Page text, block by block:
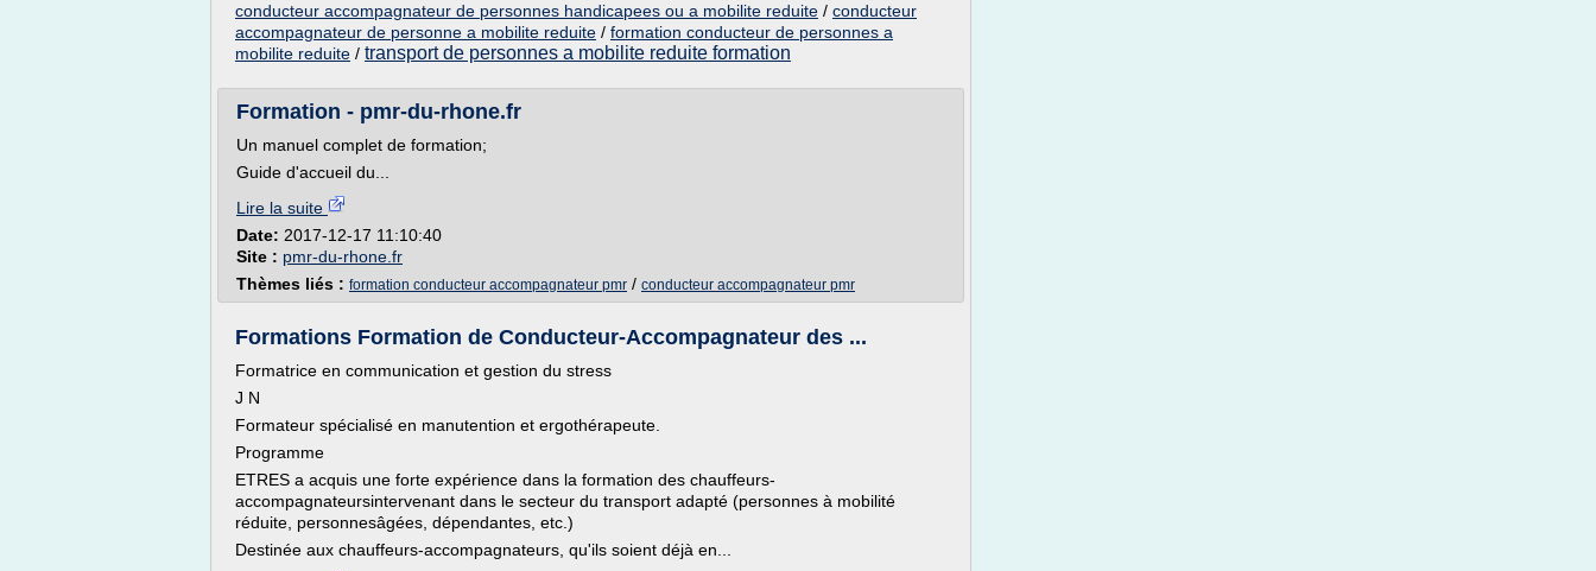
conducteur accompagnateur de personnes handicapees ou a mobilite reduite / conducteur
accompagnateur de personne a mobilite reduite / formation conducteur de personnes a
mobilite reduite / transport de personnes a mobilite reduite formation
Formation - pmr-du-rhone.fr
Un manuel complet de formation;
Guide d'accueil du...
Lire la suite
Date: 2017-12-17 11:10:40
Site : pmr-du-rhone.fr
Thèmes liés : formation conducteur accompagnateur pmr / conducteur accompagnateur pmr
Formations Formation de Conducteur-Accompagnateur des ...
Formatrice en communication et gestion du stress
J N
Formateur spécialisé en manutention et ergothérapeute.
Programme
ETRES a acquis une forte expérience dans la formation des chauffeurs-
accompagnateursintervenant dans le secteur du transport adapté (personnes à mobilité
réduite, personnesâgées, dépendantes, etc.)
Destinée aux chauffeurs-accompagnateurs, qu'ils soient déjà en...